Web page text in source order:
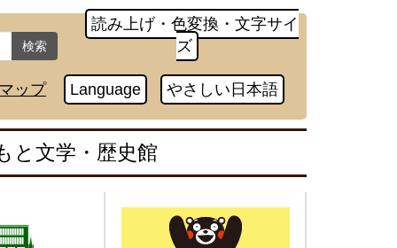
検索
読み上げ・色変換・文字サイ
ズ
ップ Language やさしい日本語
と文学・歴史館